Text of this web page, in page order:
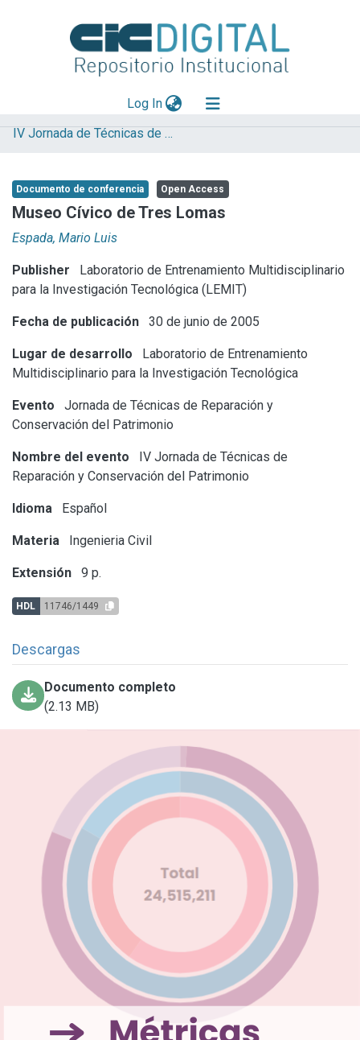
Log In(current)
Explorar
Aportar material
Statistics
IV Jornada de Técnicas de Restauración y Conservación del Patrimonio
Documento de conferencia Open Access
Museo Cívico de Tres Lomas
Espada, Mario Luis
Publisher
Laboratorio de Entrenamiento Multidisciplinario
para la Investigación Tecnológica (LEMIT)
Fecha de publicación 30 de junio de 2005
Lugar de desarrollo
Laboratorio de Entrenamiento
Multidisciplinario para la Investigación Tecnológica
Evento
Jornada de Técnicas de Reparación y
Conservación del Patrimonio
Nombre del evento
IV Jornada de Técnicas de
Reparación y Conservación del Patrimonio
Idioma Español
Materia Ingenieria Civil
Extensión 9 p.
HDL 11746/1449
Descargas
Documento completo
(2.13 MB)